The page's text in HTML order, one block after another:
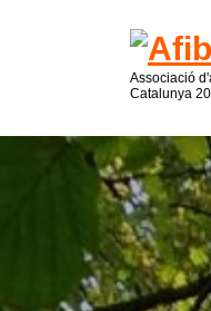
Associació
Catalunya